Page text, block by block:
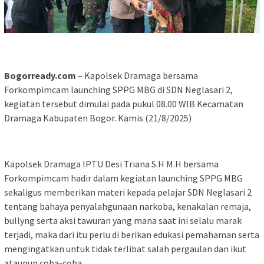
Bogorready.com – Kapolsek Dramaga bersama
Forkompimcam launching SPPG MBG di SDN Neglasari 2,
kegiatan tersebut dimulai pada pukul 08.00 WIB Kecamatan
Dramaga Kabupaten Bogor. Kamis (21/8/2025)
Kapolsek Dramaga IPTU Desi Triana S.H M.H bersama
Forkompimcam hadir dalam kegiatan launching SPPG MBG
sekaligus memberikan materi kepada pelajar SDN Neglasari 2
tentang bahaya penyalahgunaan narkoba, kenakalan remaja,
bullyng serta aksi tawuran yang mana saat ini selalu marak
terjadi, maka dari itu perlu di berikan edukasi pemahaman serta
mengingatkan untuk tidak terlibat salah pergaulan dan ikut